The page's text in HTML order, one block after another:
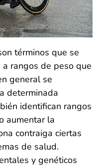
términos que se
rangos de peso que
general se
determinada
identifican rangos
aumentar la
contraiga ciertas
de salud.
y genéticos